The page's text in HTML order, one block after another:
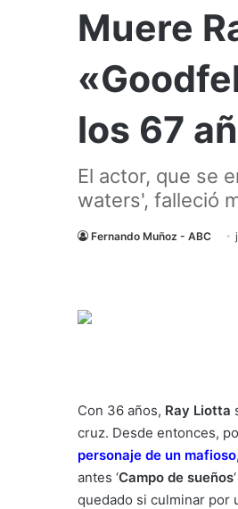
Muere
los 67
El actor, que se
waters', falleció
Fernando Muñoz - ABC
Con 36 años, Ray Liotta
cruz. Desde entonces,
personaje de un mafioso
antes ‘Campo de sueños
quedado si culminar por